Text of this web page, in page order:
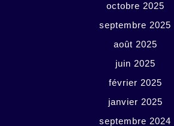
octobre 2025
septembre 2025
août 2025
juin 2025
février 2025
janvier 2025
septembre 2024